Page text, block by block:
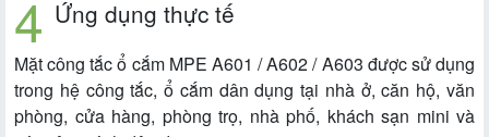
Ứng dụng thực tế
Mặt công tắc ổ cắm MPE A601 / A602 / A603 được sử dụng
trong hệ công tắc, ổ cắm dân dụng tại nhà ở, căn hộ, văn
phòng, cửa hàng, phòng trọ, nhà phố, khách sạn mini và